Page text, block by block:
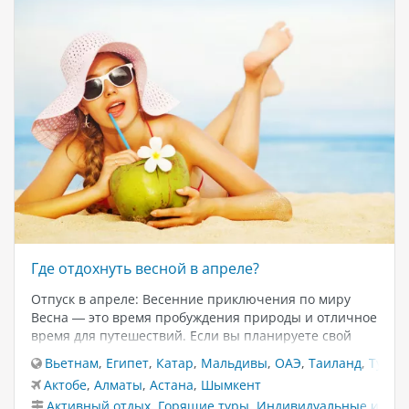
Где отдохнуть весной в апреле?
Отпуск в апреле: Весенние приключения по миру
Весна — это время пробуждения природы и отличное
время для путешествий. Если вы планируете свой
отпуск в апреле, то мы подготовили для вас список
потрясающих мест, куда можно отправиться на
отдых. Давайте рассмотрим несколько вариантов в
Вьетнам, Египет, Катар, Мальдивы, ОАЭ, Таиланд,
Актобе, Алматы, Астана, Шымкент